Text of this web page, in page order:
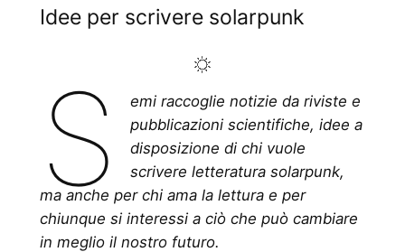
Idee per scrivere solarpunk
S
emi raccoglie notizie da riviste e
pubblicazioni scientifiche, idee a
disposizione di chi vuole
scrivere letteratura solarpunk,
ma anche per chi ama la lettura e per
chiunque si interessi a ciò che può cambiare
in meglio il nostro futuro.